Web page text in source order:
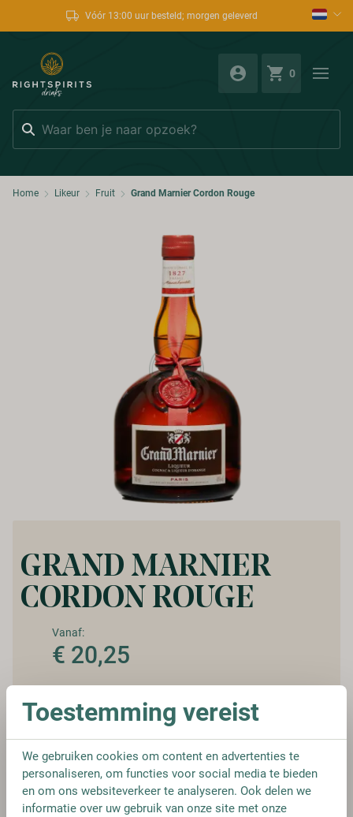
Vóór 13:00 uur besteld; morgen geleverd
0
Home Likeur Fruit Grand Marnier Cordon Rouge
GRAND MARNIER
CORDON ROUGE
Vanaf:
€ 20,25
Selecteer inhoud:
0,7L
Toestemming vereist
We gebruiken cookies om content en advertenties te
personaliseren, om functies voor social media te bieden
en om ons websiteverkeer te analyseren. Ook delen we
informatie over uw gebruik van onze site met onze